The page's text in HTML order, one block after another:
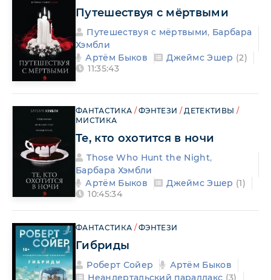
Путешествуя с мёртвыми
Путешествуя с мёртвыми, Барбара
Хэмбли
Артём Быков
Джеймс Эшер (2)
11:35:43
ФАНТАСТИКА /ФЭНТЕЗИ /ДЕТЕКТИВЫ /
МИСТИКА
Те, кто охотится в ночи
Those Who Hunt the Night,
Барбара Хэмбли
Артём Быков
Джеймс Эшер (1)
10:45:34
ФАНТАСТИКА /ФЭНТЕЗИ
Гибриды
Роберт Сойер
Артём Быков
Неандертальский параллакс (3)